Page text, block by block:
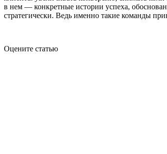
в нем — конкретные истории успеха,
стратегически. Ведь именно такие команды
Оцените статью